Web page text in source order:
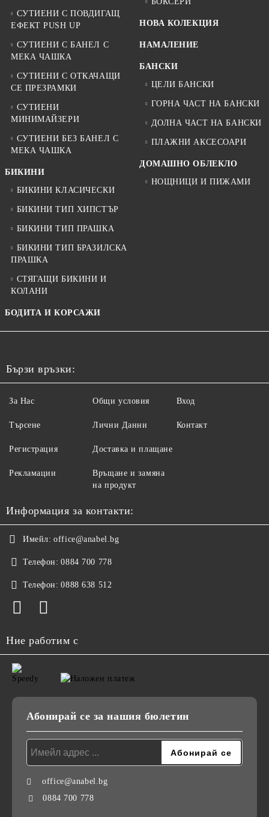
СУТИЕНИ С ПОВДИГАЩ
ЕФЕКТ PUSH UP
СУТИЕНИ С БАНЕЛ С
МЕКА ЧАШКА
СУТИЕНИ С ОТКАЧАЩИ
СЕ ПРЕЗРАМКИ
СУТИЕНИ
МИНИМАЙЗЕРИ
СУТИЕНИ БЕЗ БАНЕЛ С
МЕКА ЧАШКА
БИКИНИ
БИКИНИ КЛАСИЧЕСКИ
БИКИНИ ТИП ХИПСТЪР
БИКИНИ ТИП ПРАШКА
БИКИНИ ТИП БРАЗИЛСКА
ПРАШКА
СТЯГАЩИ БИКИНИ И
КОЛАНИ
БОДИТА И КОРСАЖИ
НОВА КОЛЕКЦИЯ
НАМАЛЕНИЕ
БАНСКИ
ЦЕЛИ БАНСКИ
ГОРНА ЧАСТ НА БАНСКИ
ДОЛНА ЧАСТ НА БАНСКИ
ПЛАЖНИ АКСЕСОАРИ
ДОМАШНО ОБЛЕКЛО
НОЩНИЦИ И ПИЖАМИ
Бързи връзки:
За Нас
Търсене
Регистрация
Рекламации
Общи условия
Лични Данни
Доставка и плащане
Връщане и замяна
на продукт
Вход
Контакт
Информация за контакти:
Имейл: office@anabel.bg
Телефон: 0884 700 778
Телефон: 0888 638 512
Ние работим с
Абонирай се за нашия бюлетин
office@anabel.bg
0884 700 778